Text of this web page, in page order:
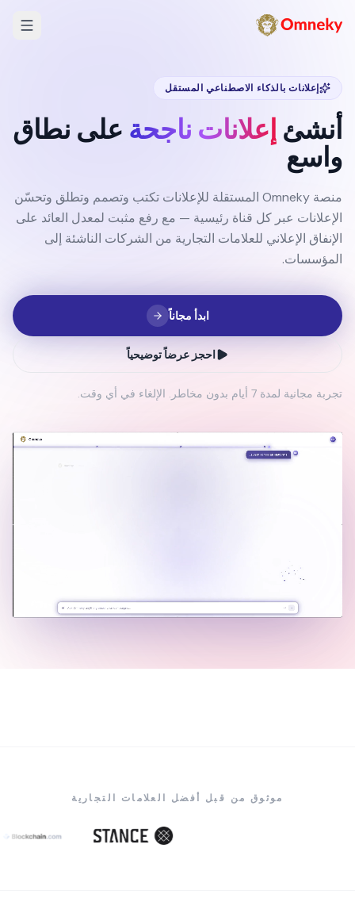
إعلانات بالذكاء الاصطناعي المستقل
أنشئإعلانات ناجحة على نطاق
واسع
منصة Omneky المستقلة للإعلانات تكتب وتصمم وتطلق وتحسّن
الإعلانات عبر كل قناة رئيسية — مع رفع مثبت لمعدل العائد على
الإنفاق الإعلاني للعلامات التجارية من الشركات الناشئة إلى
المؤسسات.
ابدأ مجاناً
احجز عرضاً توضيحياً
تجربة مجانية لمدة 7 أيام بدون مخاطر. الإلغاء في أي وقت.
موثوق من قبل أفضل العلامات التجارية